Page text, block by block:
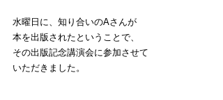
水曜日に、知り合いのAさんが
本を出版されたということで、
その出版記念講演会に参加させて
いただきました。